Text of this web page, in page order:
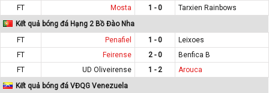
FT
Mosta 1 - 0
Tarxien Rainbows
Kết quả bóng đá Hạng 2 Bồ Đào Nha
FT
Penafiel 1 - 0
Leixoes
FT
Feirense 2 - 0
Benfica B
FT
UD Oliveirense 1 - 2
Arouca
Kết quả bóng đá VĐQG Venezuela